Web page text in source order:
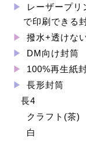
レーザープリ
で印刷できる
撥水+透けな
DM向け封筒
100%再生紙
長形封筒
長4
クラフト(茶)
白